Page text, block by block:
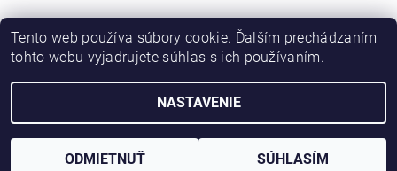
2026 © Novotný NOPO CB, všetky práva vyhradené
Tento web používa súbory cookie. Ďalším prechádzaním
tohto webu vyjadrujete súhlas s ich používaním.
NASTAVENIE
ODMIETNUŤ SÚHLASÍM